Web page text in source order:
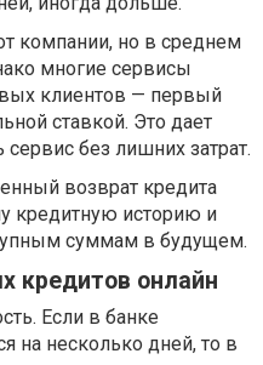
компании, но в среднем
многие сервисы
клиентов — первый
ставкой. Это дает
без лишних затрат.
возврат кредита
кредитную историю и
суммам в будущем.
кредитов онлайн
Если в банке
на несколько дней, то в